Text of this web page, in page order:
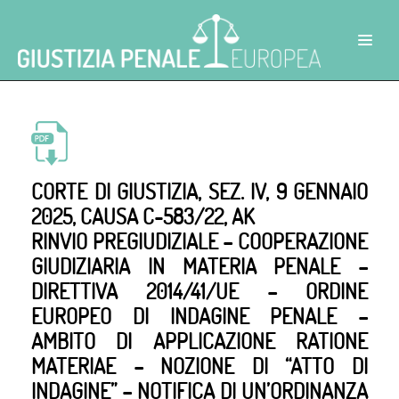
CORTE DI GIUSTIZIA, SEZ. IV, 9 GENNAIO
2025, CAUSA C-583/22, AK
RINVIO PREGIUDIZIALE – COOPERAZIONE
GIUDIZIARIA IN MATERIA PENALE –
DIRETTIVA 2014/41/UE – ORDINE
EUROPEO DI INDAGINE PENALE –
AMBITO DI APPLICAZIONE RATIONE
MATERIAE – NOZIONE DI “ATTO DI
INDAGINE” – NOTIFICA DI UN’ORDINANZA